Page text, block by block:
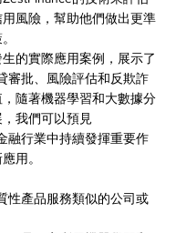
風險，幫助他們做出更準
的實際應用案例，展示了
審批、風險評估和反欺詐
隨著機器學習和大數據分
我們可以預見
融行業中持續發揮重要作
用。
性產品服務類似的公司或